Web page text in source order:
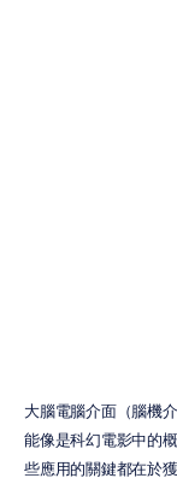
大腦電腦介面（腦機
能像是科幻電影中的
些應用的關鍵都在於